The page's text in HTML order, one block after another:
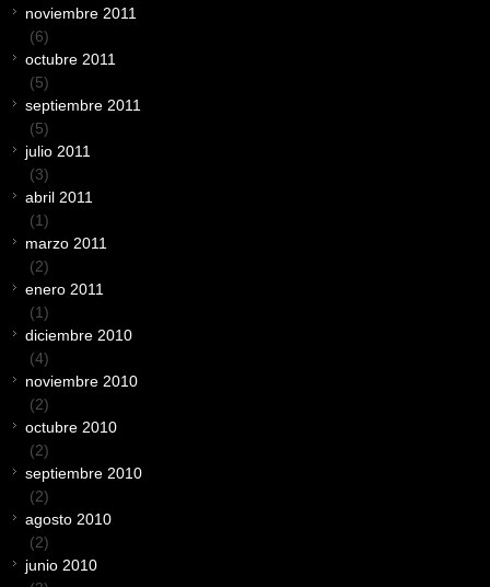
noviembre 2011
(6)
octubre 2011
(5)
septiembre 2011
(5)
julio 2011
(3)
abril 2011
(1)
marzo 2011
(2)
enero 2011
(1)
diciembre 2010
(4)
noviembre 2010
(2)
octubre 2010
(2)
septiembre 2010
(2)
agosto 2010
(2)
junio 2010